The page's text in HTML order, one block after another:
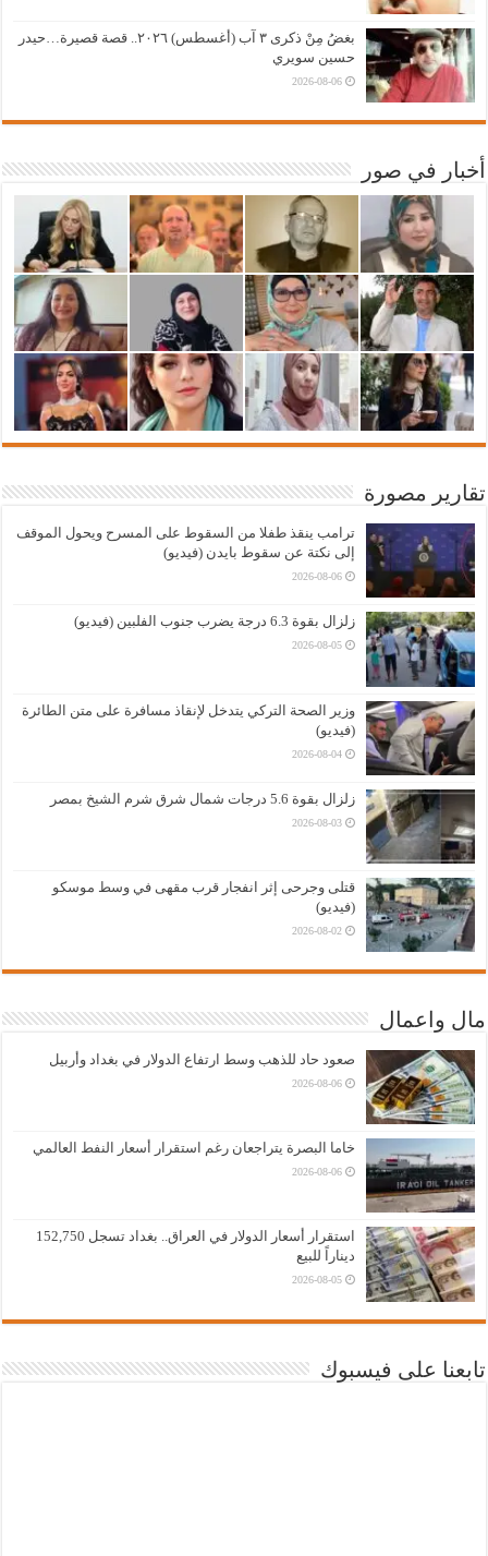
بغضُ مِنْ ذكرى ٣ آب (أغسطس) ٢٠٢٦.. قصة قصيرة…حيدر
حسين سويري
2026-08-06
أخبار في صور
تقارير مصورة
ترامب ينقذ طفلا من السقوط على المسرح ويحول الموقف
إلى نكتة عن سقوط بايدن (فيديو)
2026-08-06
زلزال بقوة 6.3 درجة يضرب جنوب الفلبين (فيديو)
2026-08-05
وزير الصحة التركي يتدخل لإنقاذ مسافرة على متن الطائرة
(فيديو)
2026-08-04
زلزال بقوة 5.6 درجات شمال شرق شرم الشيخ بمصر
2026-08-03
قتلى وجرحى إثر انفجار قرب مقهى في وسط موسكو
(فيديو)
2026-08-02
مال واعمال
صعود حاد للذهب وسط ارتفاع الدولار في بغداد وأربيل
2026-08-06
خاما البصرة يتراجعان رغم استقرار أسعار النفط العالمي
2026-08-06
استقرار أسعار الدولار في العراق.. بغداد تسجل 152,750
ديناراً للبيع
2026-08-05
تابعنا على فيسبوك